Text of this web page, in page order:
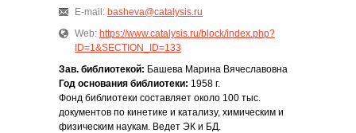
E-mail: basheva@catalysis.ru
Web: https://www.catalysis.ru/block/index.php?
ID=1&SECTION_ID=133
Зав. библиотекой: Башева Марина Вячеславовна
Год основания библиотеки: 1958 г.
Фонд библиотеки составляет около 100 тыс.
документов по кинетике и катализу, химическим и
физическим наукам. Ведет ЭК и БД.